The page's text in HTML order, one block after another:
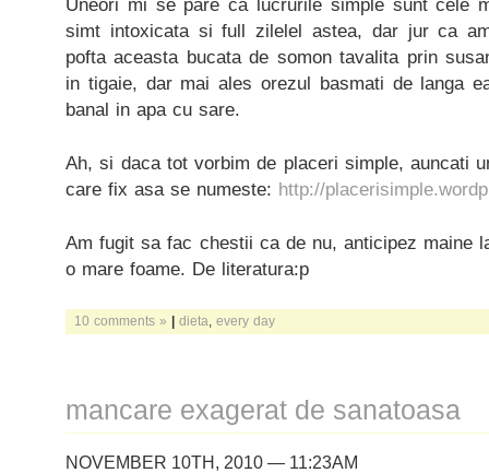
Uneori mi se pare ca lucrurile simple sunt cele
simt intoxicata si full zilelel astea, dar jur ca
pofta aceasta bucata de somon tavalita prin
in tigaie, dar mai ales orezul basmati de langa
banal in apa cu sare.
Ah, si daca tot vorbim de placeri simple, auncati
care fix asa se numeste: http://
Am fugit sa fac chestii ca de nu, anticipez maine
o mare foame. De literatura:p
10 comments » | dieta every day
mancare exagerat de sanatoasa
NOVEMBER 10TH, 2010 — 11:23AM